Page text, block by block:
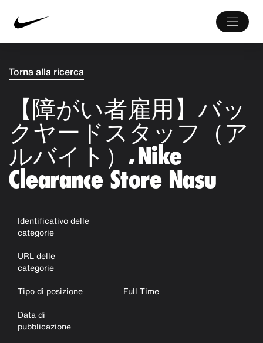
Torna alla ricerca
【障がい者雇用】バッ
クヤードスタッフ（ア
ルバイト）, Nike
Clearance Store Nasu
Identificativo delle
categorie
URL delle
categorie
Tipo di posizione
Full Time
Data di
pubblicazione